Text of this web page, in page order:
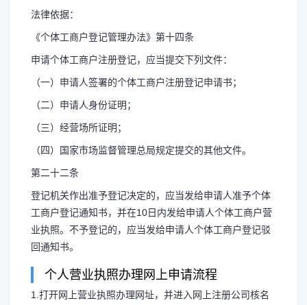
法律依据：
《个体工商户登记管理办法》第十四条
申请个体工商户注册登记，应当提交下列文件：
（一）申请人签署的个体工商户注册登记申请书；
（二）申请人身份证明；
（三）经营场所证明；
（四）国家市场监督管理总局规定提交的其他文件。
第二十二条
登记机关作出准予登记决定的，应当发给申请人准予个体
工商户登记通知书，并在10日内发给申请人个体工商户营
业执照。不予登记的，应当发给申请人个体工商户登记驳
回通知书。
个人营业执照办理网上申请流程
1.打开网上营业执照办理网址，并进入网上注册公司核名